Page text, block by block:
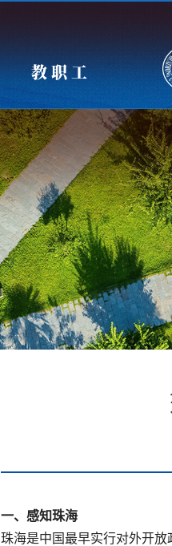
教 职 工
一、感知珠海
珠海是中国最早实行对外开